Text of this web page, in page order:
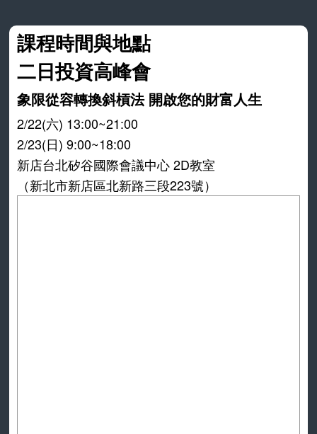
課程時間與地點
二日投資高峰會
象限從容轉換斜槓法 開啟您的財富人生
2/22(六) 13:00~21:00
2/23(日) 9:00~18:00
新店台北矽谷國際會議中心 2D教室
（新北市新店區北新路三段223號）